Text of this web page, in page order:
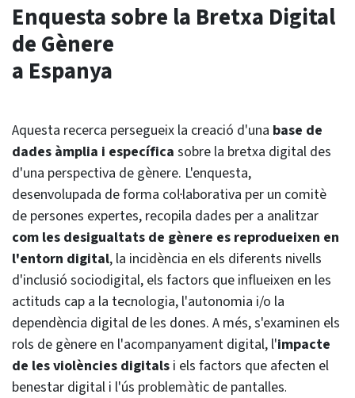
Enquesta sobre la Bretxa Digital
de Gènere
a Espanya
Aquesta recerca persegueix la creació d'una base de
dades àmplia i específica sobre la bretxa digital des
d'una perspectiva de gènere. L'enquesta,
desenvolupada de forma col·laborativa per un comitè
de persones expertes, recopila dades per a analitzar
com les desigualtats de gènere es reprodueixen en
l'entorn digital, la incidència en els diferents nivells
d'inclusió sociodigital, els factors que influeixen en les
actituds cap a la tecnologia, l'autonomia i/o la
dependència digital de les dones. A més, s'examinen els
rols de gènere en l'acompanyament digital, l'impacte
de les violències digitals i els factors que afecten el
benestar digital i l'ús problemàtic de pantalles.